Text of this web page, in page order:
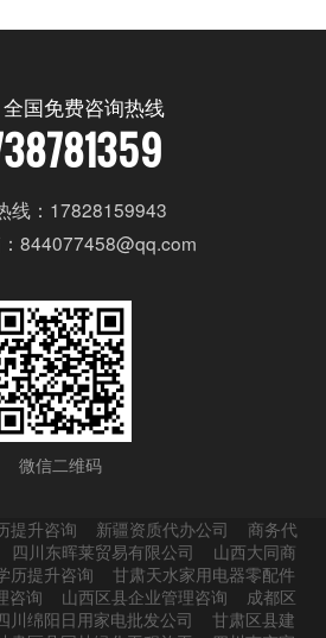
全国免费咨询热线
线：17828159943
844077458@qq.com
微信二维码
提升咨询 新疆资质代办公司
商务代
四川东晖莱贸易有限公司
山西大同商
历提升咨询
甘肃天水家用电器零配件
咨询 山西区县企业管理咨询
成都区
川绵阳日用家电批发公司
甘肃区县建